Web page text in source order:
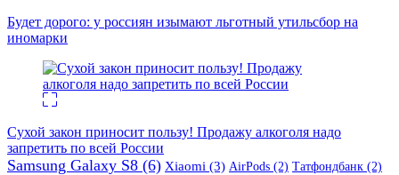
Будет дорого: у россиян изымают льготный утильсбор на
иномарки
Сухой закон приносит пользу! Продажу алкоголя надо
запретить по всей России
Samsung Galaxy S8 (6) Xiaomi (3) AirPods (2) Татфондбанк (2)